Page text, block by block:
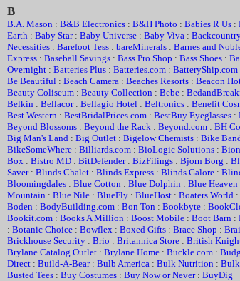
B
B.A. Mason : B&B Electronics : B&H Photo : Babies R Us :
Earth : Baby Star: Baby Universe : Baby Viva :
Necessities : Barefoot Tess : bareMinerals : Barnes and
Express : Baseball Savings : Bass Pro Shop : Bass Shoes :
Overnight : Batteries Plus : Batteries.com : BatteryShip.com
Be Beautiful : Beach Camera : Beaches Resorts : Beacon
Beauty Coliseum : Beauty Collection : Bebe :
Belkin : Bellacor: Bellagio Hotel : Beltronics : Benefit
Best Western : BestBridalPrices.com : BestBuy Eyeglasses :
Beyond Blossoms : Beyond the Rack : Beyond.com : BH
Big Man's Land : Big Outlet : Bigelow Chemists : Bike
BikeSomeWhere : Billiards.com : BioLogic Solutions :
Box : Bistro MD : BitDefender: BizFilings : Bjorn Borg :
Saver: Blinds Chalet : Blinds Express : Blinds Galore :
Bloomingdales : Blue Cotton : Blue Dolphin : Blue
Mountain : Blue Nile : BlueFly : BlueHost : Boaters World :
Boden : BodyBuilding.com : Bon Ton : Bookbyte :
Bookit.com : Books A Million : Boost Mobile : Boot Barn :
: Botanic Choice : Bowflex : Boxed Gifts : Brace Shop :
Brickhouse Security : Brio : Britannica Store : British
Brylane Catalog Outlet : Brylane Home : Buckle.com :
Direct : Build-A-Bear: Bulb America : Bulk Nutrition :
Busted Tees : Buy Costumes : Buy Now or Never: BuyDig